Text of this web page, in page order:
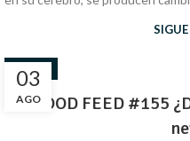
03
AGO
SALUD
GOOD FEED #155